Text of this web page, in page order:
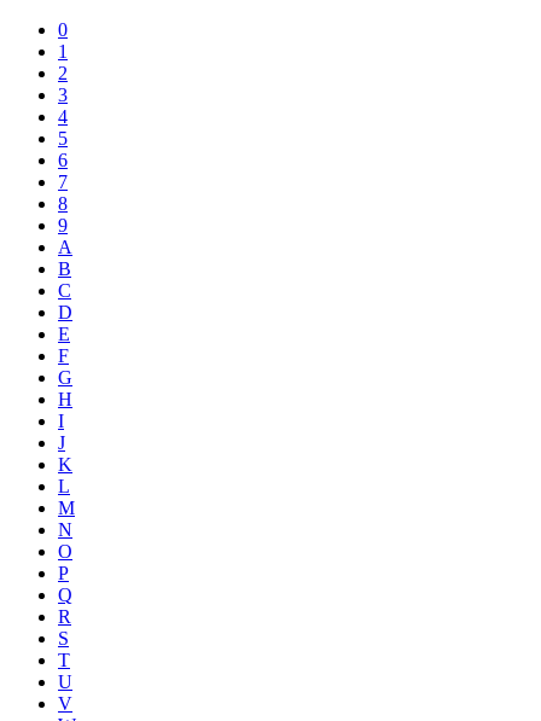
0
1
2
3
4
5
6
7
8
9
A
B
C
D
E
F
G
H
I
J
K
L
M
N
O
P
Q
R
S
T
U
V